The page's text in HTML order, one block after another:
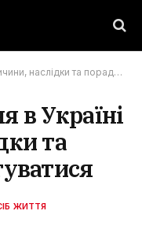
та поради, як підготуватися
в Україні
та
ЖИТТЯ